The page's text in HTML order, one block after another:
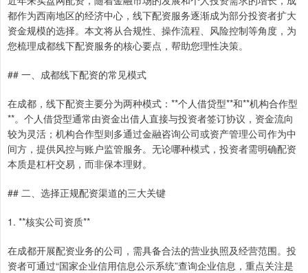
都作为西南地区的经济中心，线下配资服务逐渐成为部分投资者扩大
资金规模的选择。本文将从合规性、操作流程、风险控制等角度，为
您梳理成都线下配资服务的核心要点，帮助您理性决策。
## 一、成都线下配资的常见模式
在成都，线下配资主要分为两种模式：**个人借贷型**和**机构合作型
**。个人借贷型通常由资金出借人直接与投资者签订协议，资金流向
较为灵活；机构合作型则多通过金融咨询公司或资产管理公司作为中
间方，提供风控与账户监管服务。无论哪种模式，投资者需明确配资
本质是杠杆交易，而非保本理财。
## 二、选择正规配资渠道的三大关键
1. **核实公司资质**
在成都开展配资业务的公司，需具备合法的营业执照及经营范围。投
资者可通过“国家企业信用信息公示系统”查询企业信息，重点关注是